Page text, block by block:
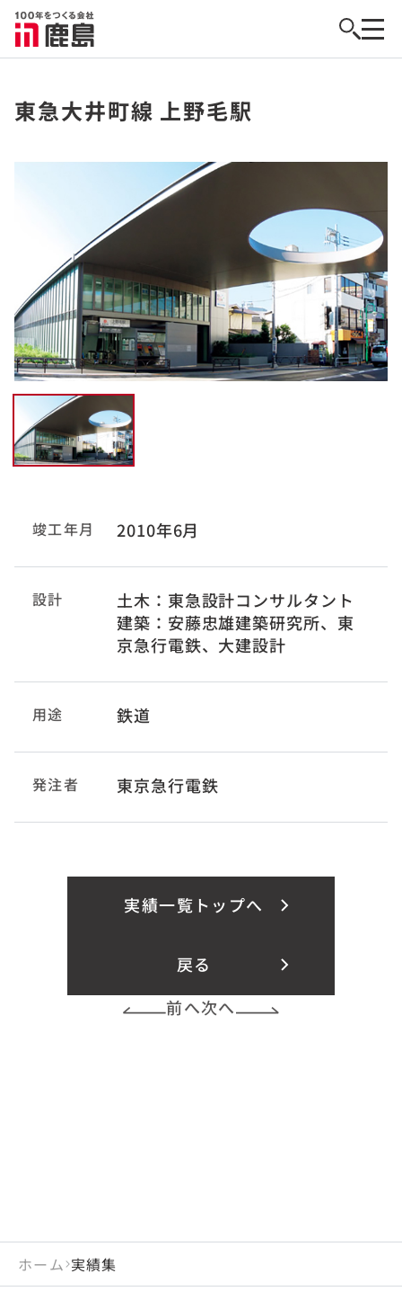
東急大井町線 上野毛駅
竣工年月 2010年6月
設計
土木：東急設計コンサルタント
建築：安藤忠雄建築研究所、東
京急行電鉄、大建設計
用途 鉄道
発注者 東京急行電鉄
実績一覧トップへ
戻る
前へ次へ
ホーム 実績集